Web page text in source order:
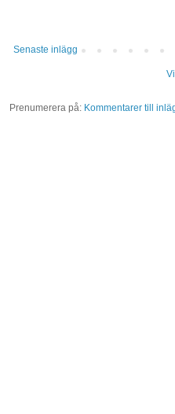
Senaste inlägg
Prenumerera på: Kommentarer till